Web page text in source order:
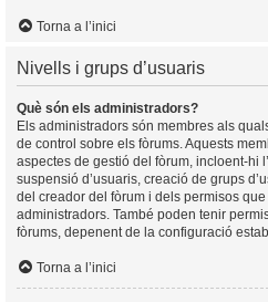
Torna a l’inici
Nivells i grups d’usuaris
Què són els administradors?
Els administradors són membres als
de control sobre els fòrums. Aquests
aspectes de gestió del fòrum, incloent-hi
suspensió d’usuaris, creació de grups
del creador del fòrum i dels permisos
administradors. També poden tenir
fòrums, depenent de la configuració
Torna a l’inici